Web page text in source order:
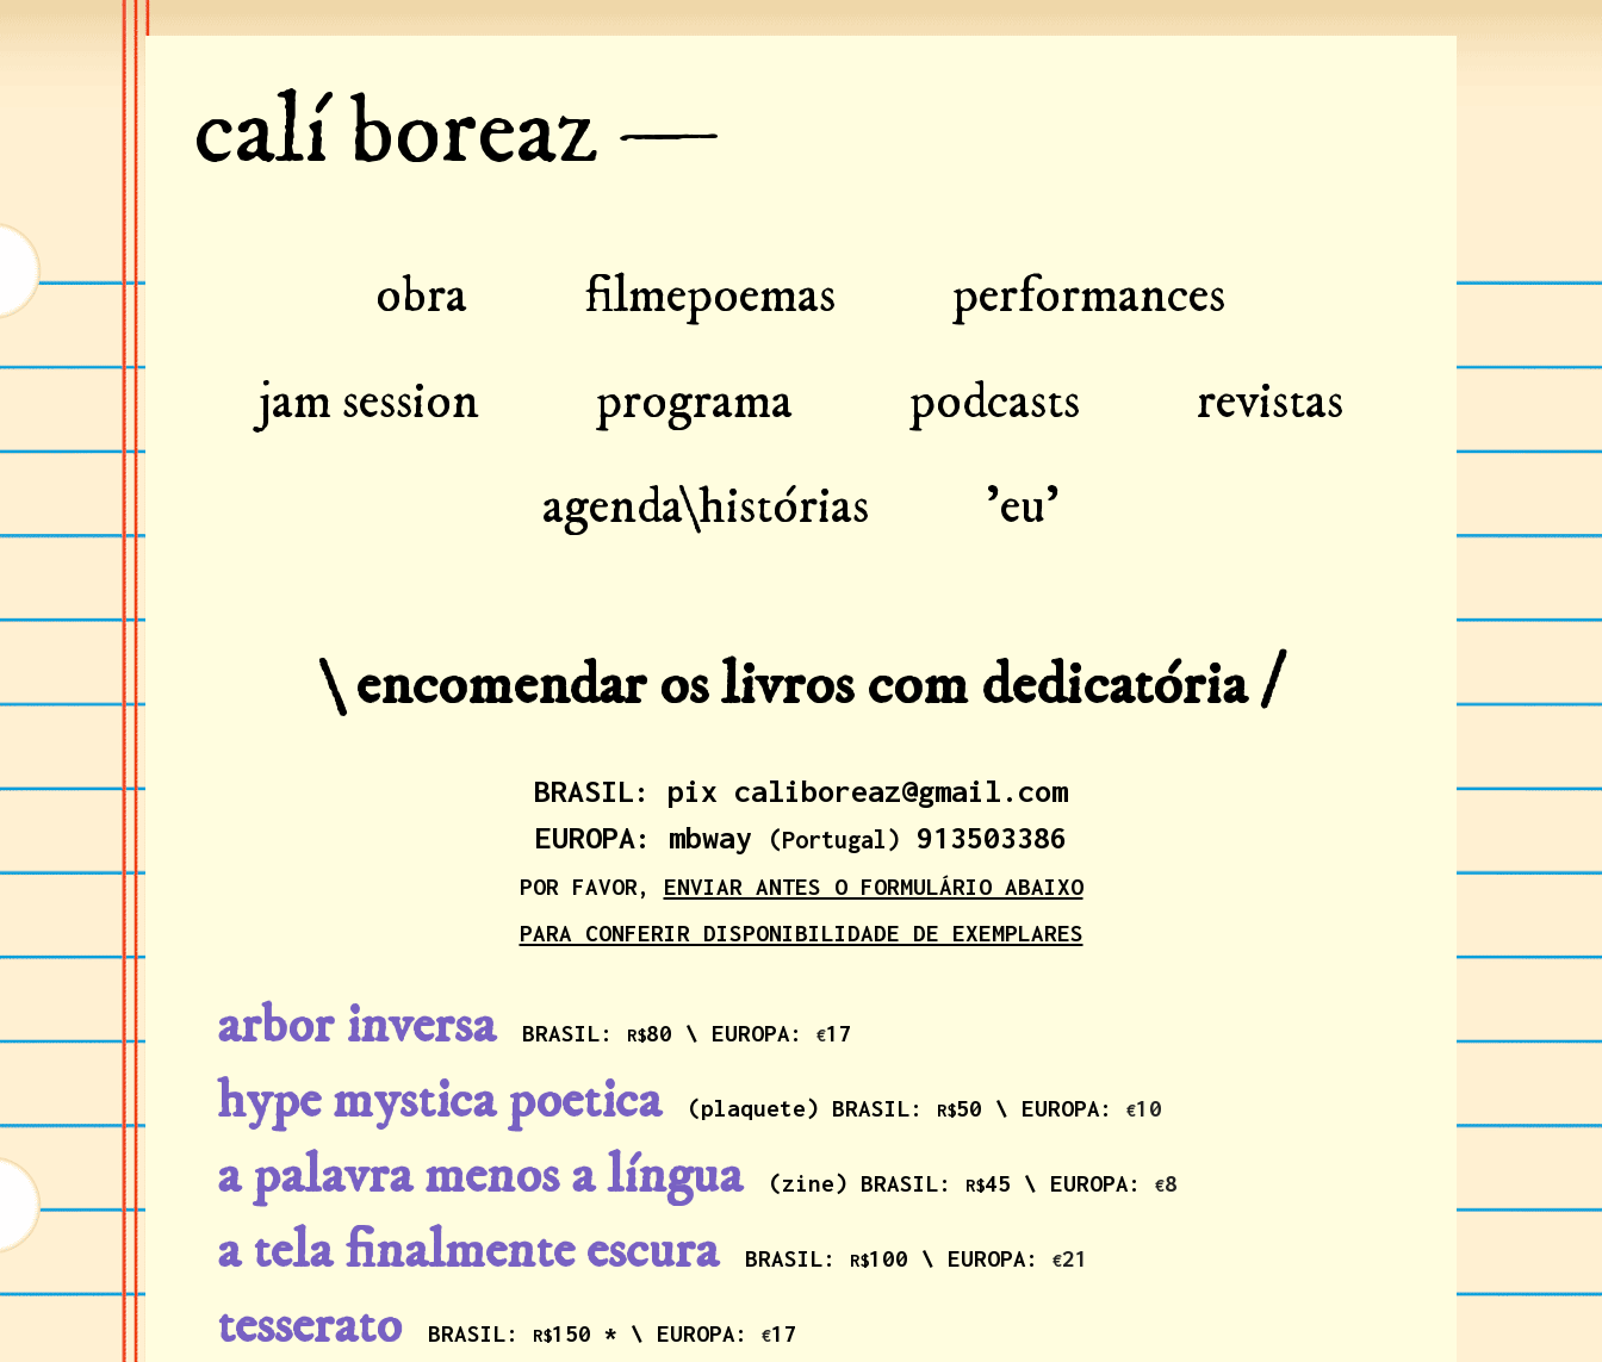
calí boreaz —
obra filmepoemas
performances
jam session
programa podcasts
revistas
agenda\histórias
'eu'
\encomendar os livros com dedicatória/
BRASIL: pix caliboreaz@gmail.com
EUROPA: mbway
(Portugal) 913503386
POR FAVOR, ENVIAR ANTES O FORMULÁRIO ABAIXO
PARA CONFERIR DISPONIBILIDADE DE EXEMPLARES
arbor inversa BRASIL: R$80 \ EUROPA: €17
hype mystica poetica(plaquete) BRASIL: R$50 \ EUROPA: €10
a palavra menos a língua(zine) BRASIL: R$45 \ EUROPA: €8
a tela finalmente escura BRASIL: R$100 \ EUROPA: €21
tesserato BRASIL: R$150 * \ EUROPA: €17